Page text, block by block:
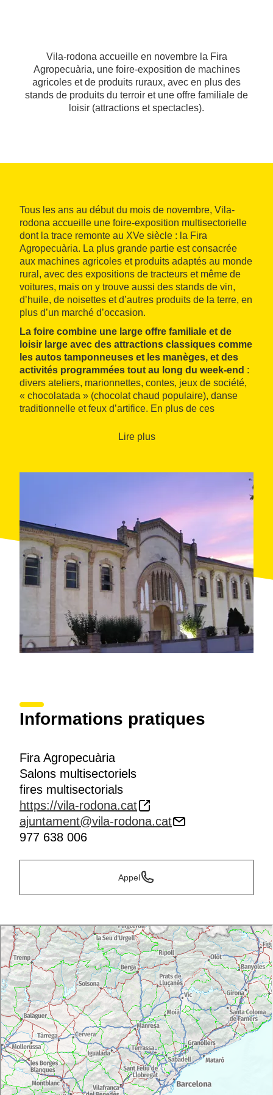
Vila-rodona accueille en novembre la Fira
Agropecuària, une foire-exposition de machines
agricoles et de produits ruraux, avec en plus des
stands de produits du terroir et une offre familiale de
loisir (attractions et spectacles).
Tous les ans au début du mois de novembre, Vila-
rodona accueille une foire-exposition multisectorielle
dont la trace remonte au XVe siècle : la Fira
Agropecuària. La plus grande partie est consacrée
aux machines agricoles et produits adaptés au monde
rural, avec des expositions de tracteurs et même de
voitures, mais on y trouve aussi des stands de vin,
d’huile, de noisettes et d’autres produits de la terre, en
plus d’un marché d’occasion.
La foire combine une large offre familiale et de
loisir large avec des attractions classiques comme
les autos tamponneuses et les manèges, et des
activités programmées tout au long du week-end :
divers ateliers, marionnettes, contes, jeux de société,
« chocolatada » (chocolat chaud populaire), danse
traditionnelle et feux d’artifice. En plus de ces
Valls et Colla Jove s’affrontent dans un concours de
Lire plus
Informations pratiques
Fira Agropecuària
Salons multisectoriels
fires multisectorials
https://vila-rodona.cat
ajuntament@vila-rodona.cat
977 638 006
Appel